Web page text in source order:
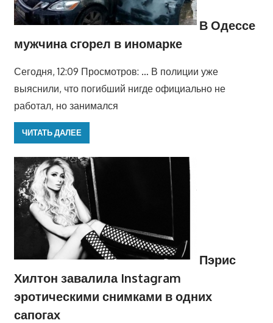
В Одессе
мужчина сгорел в иномарке
Сегодня, 12:09 Просмотров: … В полиции уже
выяснили, что погибший нигде официально не
работал, но занимался
ЧИТАТЬ ДАЛЕЕ
Пэрис
Хилтон завалила Instagram
эротическими снимками в одних
сапогах